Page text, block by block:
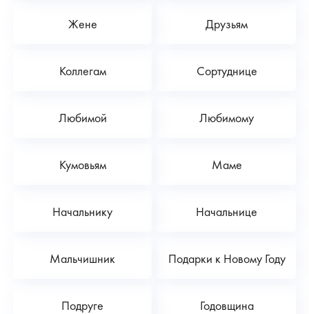
Жене Друзьям
Коллегам Сортуднице
Любимой Любимому
Кумовьям Маме
Начальнику Начальнице
Мальчишник Подарки к Новому Году
Подруге Годовщина